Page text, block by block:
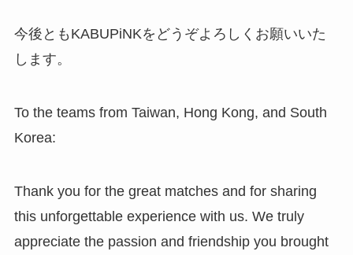
今後ともKABUPiNKをどうぞよろしくお願いいた
します。
To the teams from Taiwan, Hong Kong, and South
Korea:
Thank you for the great matches and for sharing
this unforgettable experience with us. We truly
appreciate the passion and friendship you brought